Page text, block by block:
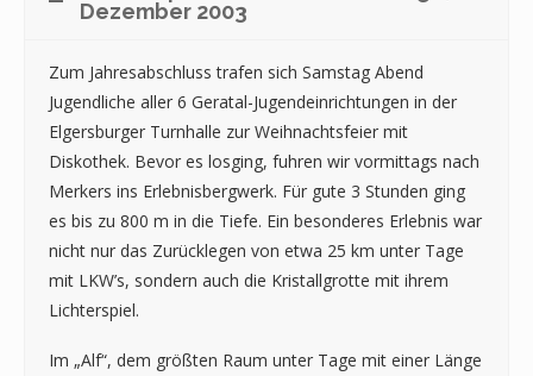
Dezember 2003
Zum Jahresabschluss trafen sich Samstag Abend
Jugendliche aller 6 Geratal-Jugendeinrichtungen in der
Elgersburger Turnhalle zur Weihnachtsfeier mit
Diskothek. Bevor es losging, fuhren wir vormittags nach
Merkers ins Erlebnisbergwerk. Für gute 3 Stunden ging
es bis zu 800 m in die Tiefe. Ein besonderes Erlebnis war
nicht nur das Zurücklegen von etwa 25 km unter Tage
mit LKW’s, sondern auch die Kristallgrotte mit ihrem
Lichterspiel.
Im „Alf“, dem größten Raum unter Tage mit einer Länge